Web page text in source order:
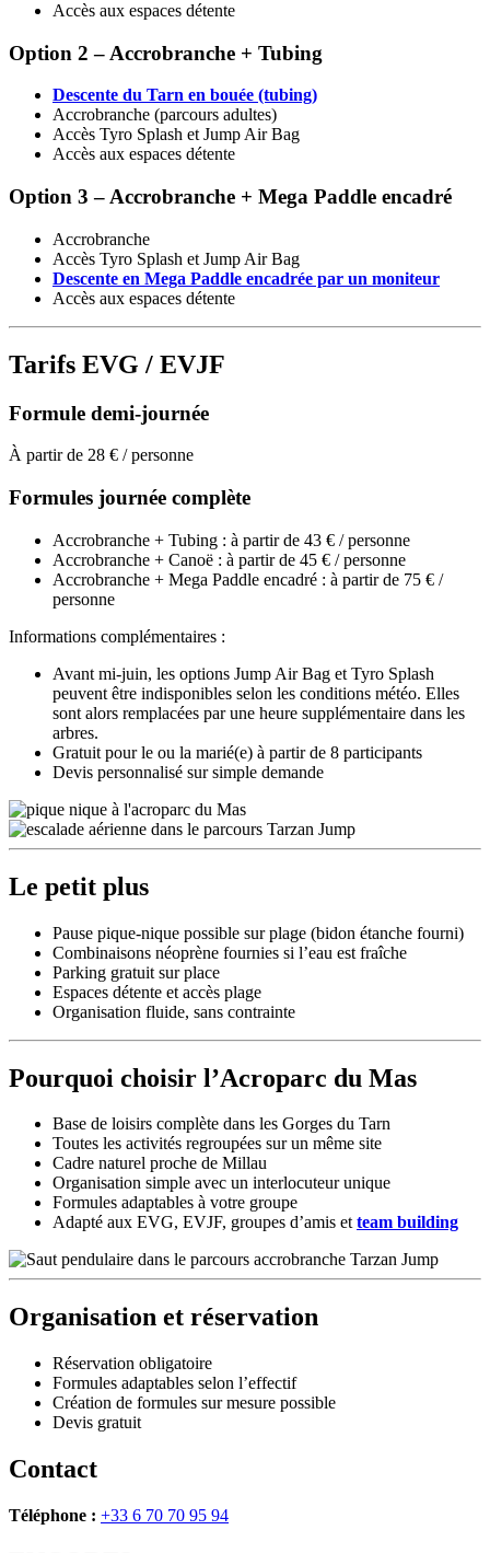
Accès aux espaces détente
Option 2 – Accrobranche + Tubing
Descente du Tarn en bouée (tubing)
Accrobranche (parcours adultes)
Accès Tyro Splash et Jump Air Bag
Accès aux espaces détente
Option 3 – Accrobranche + Mega Paddle encadré
Accrobranche
Accès Tyro Splash et Jump Air Bag
Descente en Mega Paddle encadrée par un moniteur
Accès aux espaces détente
Tarifs EVG / EVJF
Formule demi-journée
À partir de 28 € / personne
Formules journée complète
Accrobranche + Tubing : à partir de 43 € / personne
Accrobranche + Canoë : à partir de 45 € / personne
Accrobranche + Mega Paddle encadré : à partir de 75 € /
personne
Informations complémentaires :
Avant mi-juin, les options Jump Air Bag et Tyro Splash
peuvent être indisponibles selon les conditions météo. Elles
sont alors remplacées par une heure supplémentaire dans les
arbres.
Gratuit pour le ou la marié(e) à partir de 8 participants
Devis personnalisé sur simple demande
Le petit plus
Pause pique-nique possible sur plage (bidon étanche fourni)
Combinaisons néoprène fournies si l’eau est fraîche
Parking gratuit sur place
Espaces détente et accès plage
Organisation fluide, sans contrainte
Pourquoi choisir l’Acroparc du Mas
Base de loisirs complète dans les Gorges du Tarn
Toutes les activités regroupées sur un même site
Cadre naturel proche de Millau
Organisation simple avec un interlocuteur unique
Formules adaptables à votre groupe
Adapté aux EVG, EVJF, groupes d’amis etteam building
Organisation et réservation
Réservation obligatoire
Formules adaptables selon l’effectif
Création de formules sur mesure possible
Devis gratuit
Contact
Téléphone : +33 6 70 70 95 94